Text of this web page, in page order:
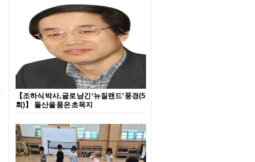
【조하식 박사, 글로 남긴 ‘뉴질랜드’ 풍경(5
회)】 돌산을 품은 초목지